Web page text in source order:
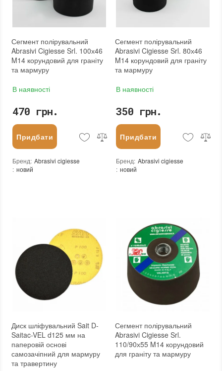
Сегмент полірувальний
Abrasivi Cigiesse Srl. 100х46
M14 корундовий для граніту
та мармуру
В наявності
470 грн.
Придбати
Бренд: Abrasivi cigiesse
: новий
Сегмент полірувальний
Abrasivi Cigiesse Srl. 80х46
M14 корундовий для граніту
та мармуру
В наявності
350 грн.
Придбати
Бренд: Abrasivi cigiesse
: новий
Диск шліфувальний Sait D-
Saitac-VEL d125 мм на
паперовій основі
самозачіпний для мармуру
та травертину
Сегмент полірувальний
Abrasivi Cigiesse Srl.
110/90х55 M14 корундовий
для граніту та мармуру